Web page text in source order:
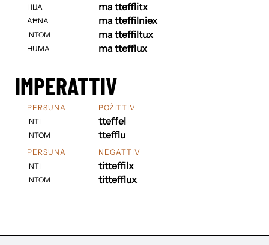
HIJA
AĦNA
INTOM
HUMA
ma ttefflitx
ma tteffilniex
ma tteffiltux
ma ttefflux
IMPERATTIV
PERSUNA
INTI
INTOM
POŻITTIV
tteffel
ttefflu
PERSUNA
INTI
INTOM
NEGATTIV
titteffilx
tittefflux